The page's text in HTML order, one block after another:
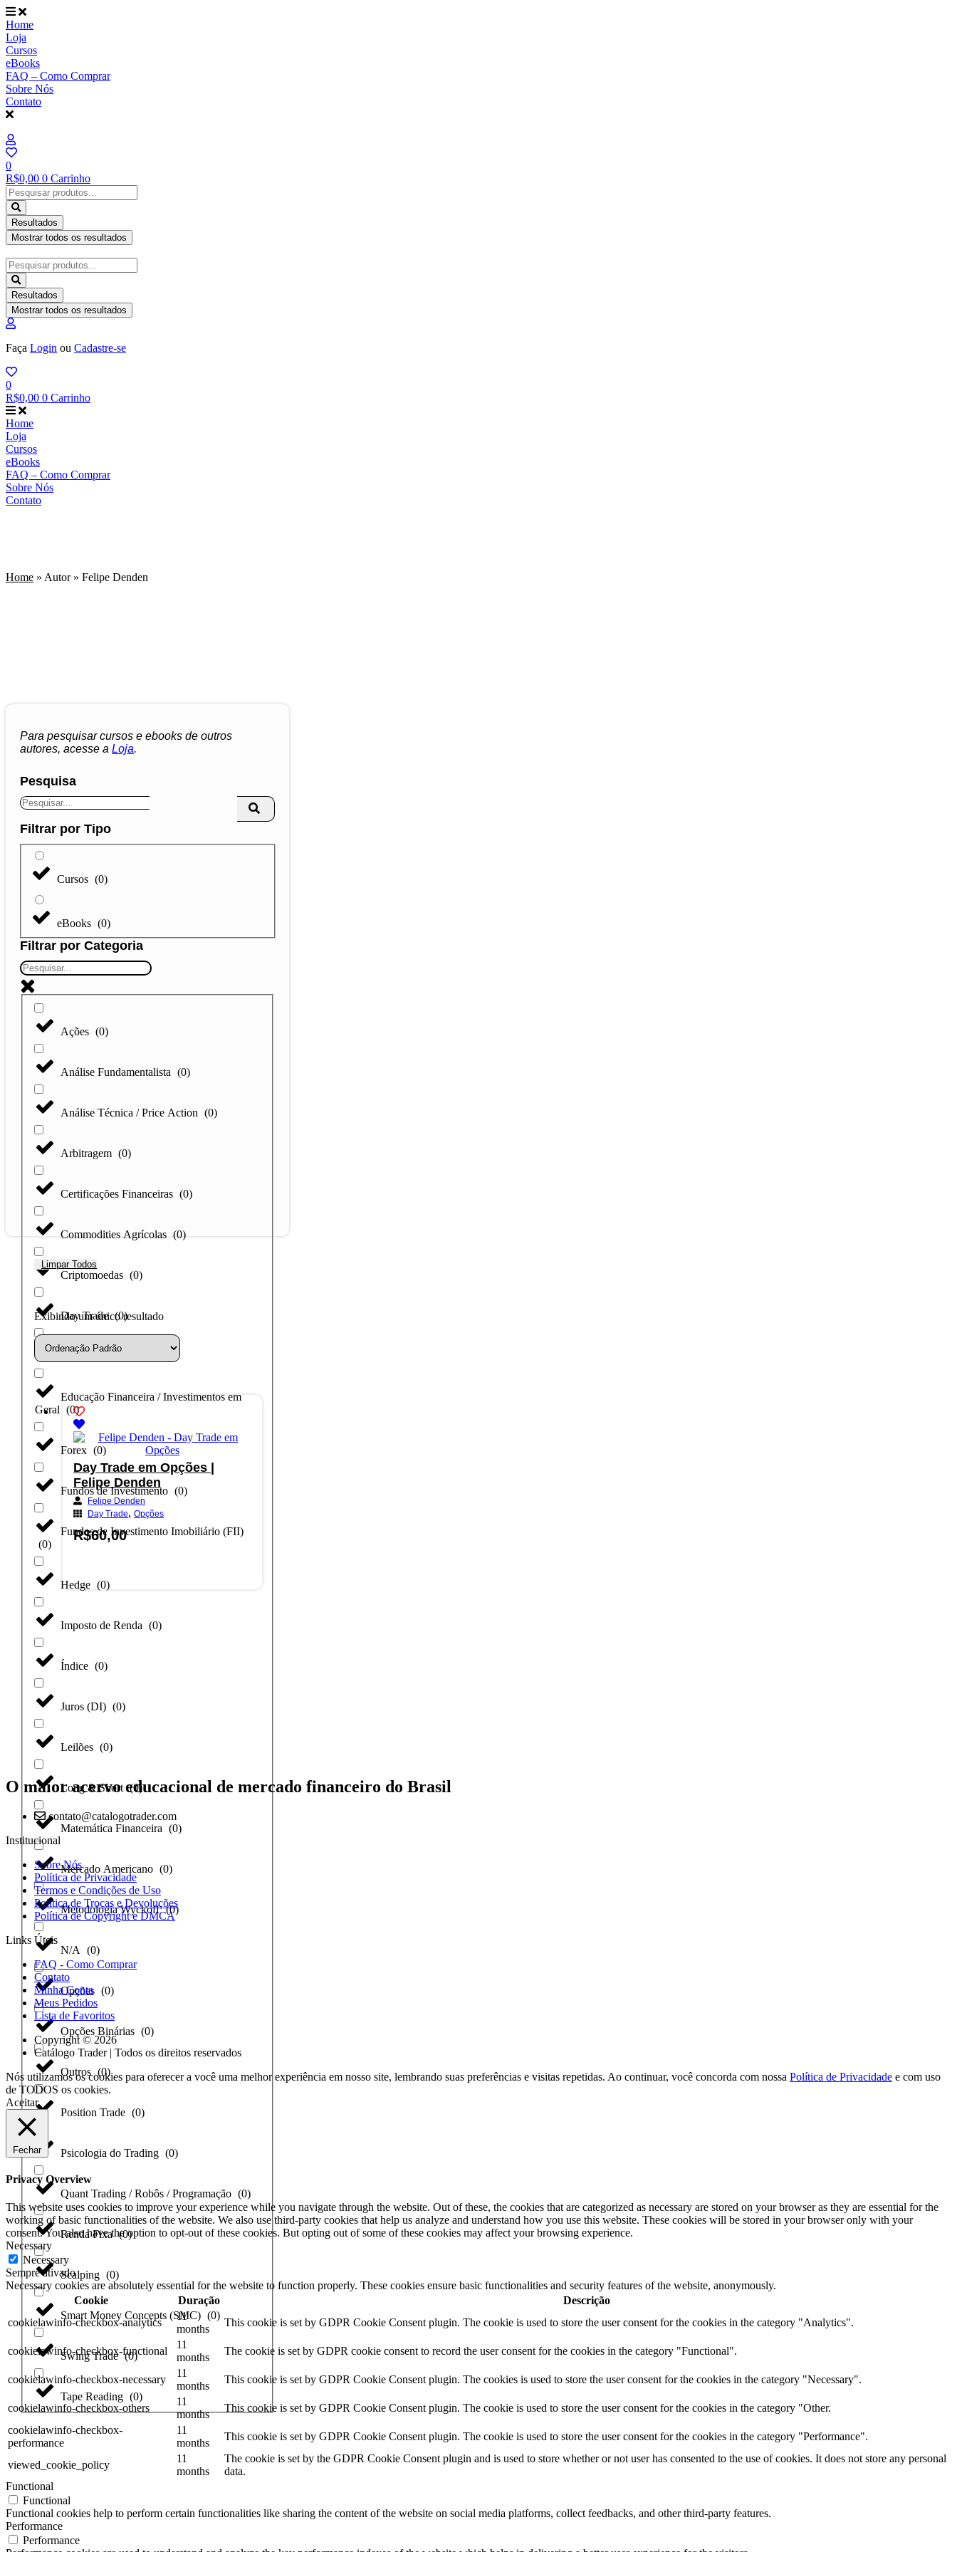
Ir
para
o
conteúdo
Home
Loja
Cursos
eBooks
FAQ – Como Comprar
Sobre Nós
Contato
0
R$0,00 0 Carrinho
Pesquisar
...
Resultados
Mostrar todos os resultados
Pesquisar
...
Resultados
Mostrar todos os resultados
Faça Login ou Cadastre-se
0
R$0,00 0 Carrinho
Home
Loja
Cursos
eBooks
FAQ – Como Comprar
Sobre Nós
Contato
Home » Autor» Felipe Denden
Para pesquisar cursos e ebooks de outros
autores, acesse a Loja.
Pesquisa
Filtrar por Tipo
Cursos (0)
eBooks (0)
Filtrar por Categoria
Ações (0)
Análise Fundamentalista (0)
Análise Técnica / Price Action (0)
Arbitragem (0)
Certificações Financeiras (0)
Commodities Agrícolas (0)
Criptomoedas (0)
Day Trade (0)
Dólar
Educação Financeira / Investimentos em
Geral (0)
Forex (0)
Fundos de Investimento (0)
Fundos de Investimento Imobiliário (FII)
(0)
Hedge (0)
Imposto de Renda (0)
Índice (0)
Juros (DI) (0)
Leilões (0)
Long & Short (0)
Matemática Financeira (0)
Mercado Americano (0)
Metodologia Wyckoff (0)
N/A (0)
Opções (0)
Opções Binárias (0)
Outros (0)
Position Trade (0)
Psicologia do Trading (0)
Quant Trading / Robôs / Programação (0)
Renda Fixa (0)
Scalping (0)
Smart Money Concepts (SMC) (0)
Swing Trade (0)
Tape Reading (0)
Limpar Todos
Exibindo um único resultado
Day Trade em Opções |
Felipe Denden
Felipe Denden
Day Trade, Opções
R$60,00
O maior acervo educacional de mercado financeiro do Brasil
contato@catalogotrader.com
Institucional
Sobre Nós
Política de Privacidade
Termos e Condições de Uso
Política de Trocas e Devoluções
Política de Copyright e DMCA
Links Úteis
FAQ - Como Comprar
Contato
Minha Conta
Meus Pedidos
Lista de Favoritos
Copyright © 2026
Catálogo Trader | Todos os direitos reservados
Nós utilizamos os cookies para oferecer a você uma melhor experiência em nosso site, lembrando suas preferências e visitas repetidas. Ao continuar, você concorda com nossa Política de Privacidade e com uso
de TODOS os cookies.
Aceitar
Fechar
Privacy Overview
This website uses cookies to improve your experience while you navigate through the website. Out of these, the cookies that are categorized as necessary are stored on your browser as they are essential for the
working of basic functionalities of the website. We also use third-party cookies that help us analyze and understand how you use this website. These cookies will be stored in your browser only with your
consent. You also have the option to opt-out of these cookies. But opting out of some of these cookies may affect your browsing experience.
Necessary
Necessary
Sempre ativado
Necessary cookies are absolutely essential for the website to function properly. These cookies ensure basic functionalities and security features of the website, anonymously.
Cookie
Duração
Descrição
cookielawinfo-checkbox-analytics
11
months
This cookie is set by GDPR Cookie Consent plugin. The cookie is used to store the user consent for the cookies in the category "Analytics".
cookielawinfo-checkbox-functional
11
months
The cookie is set by GDPR cookie consent to record the user consent for the cookies in the category "Functional".
cookielawinfo-checkbox-necessary
11
months
This cookie is set by GDPR Cookie Consent plugin. The cookies is used to store the user consent for the cookies in the category "Necessary".
cookielawinfo-checkbox-others
11
months
This cookie is set by GDPR Cookie Consent plugin. The cookie is used to store the user consent for the cookies in the category "Other.
cookielawinfo-checkbox-
performance
11
months
This cookie is set by GDPR Cookie Consent plugin. The cookie is used to store the user consent for the cookies in the category "Performance".
viewed_cookie_policy
11
months
The cookie is set by the GDPR Cookie Consent plugin and is used to store whether or not user has consented to the use of cookies. It does not store any personal
data.
Functional
Functional
Functional cookies help to perform certain functionalities like sharing the content of the website on social media platforms, collect feedbacks, and other third-party features.
Performance
Performance